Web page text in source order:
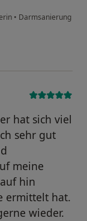
• Darmsanierung
hat sich viel
sehr gut
meine
hin
ermittelt hat.
wieder.